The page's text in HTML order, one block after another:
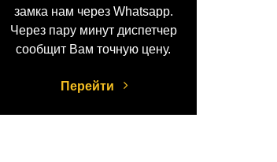
замка нам через Whatsapp.
Через пару минут диспетчер
сообщит Вам точную цену.
Перейти